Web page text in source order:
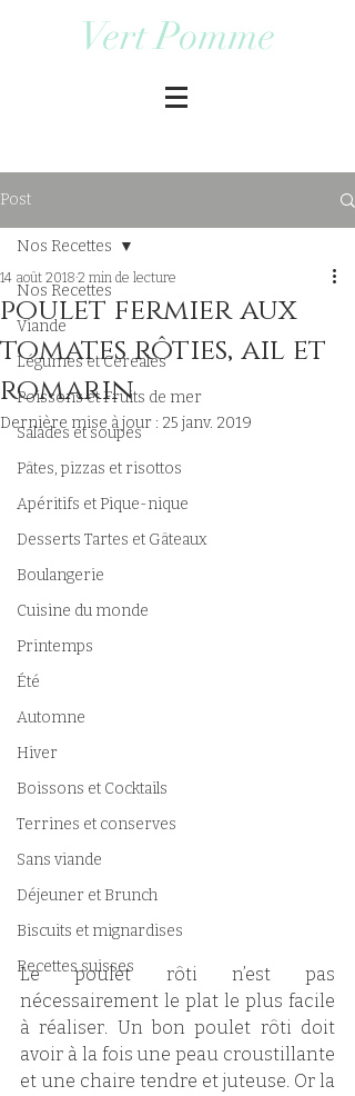
Vert Pomme
Post
Nos Recettes
Viande
Légumes et Cereales
Poissons et Fruits de mer
Salades et soupes
Pâtes, pizzas et risottos
Apéritifs et Pique-nique
Desserts Tartes et Gâteaux
Boulangerie
Cuisine du monde
Printemps
Été
Automne
Hiver
Boissons et Cocktails
Terrines et conserves
Sans viande
Déjeuner et Brunch
Biscuits et mignardises
Recettes suisses
Nos Recettes
poulet fermier aux
tomates rôties, ail et
romarin
14 août 2018 2 min de lecture
Dernière mise à jour : 25 janv. 2019
Le poulet rôti n’est pas
nécessairement le plat le plus facile
à réaliser. Un bon poulet rôti doit
avoir à la fois une peau croustillante
et une chaire tendre et juteuse. Or la